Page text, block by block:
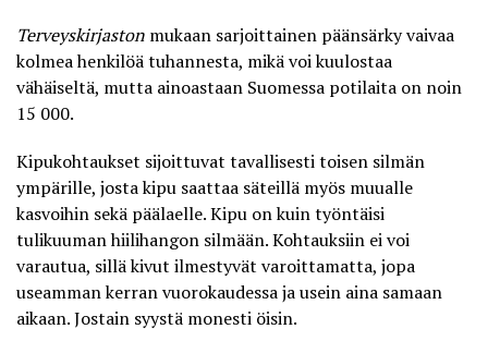
Terveyskirjaston mukaan sarjoittainen päänsärky vaivaa
kolmea henkilöä tuhannesta, mikä voi kuulostaa
vähäiseltä, mutta ainoastaan Suomessa potilaita on noin
15 000.
Kipukohtaukset sijoittuvat tavallisesti toisen silmän
ympärille, josta kipu saattaa säteillä myös muualle
kasvoihin sekä päälaelle. Kipu on kuin työntäisi
tulikuuman hiilihangon silmään. Kohtauksiin ei voi
varautua, sillä kivut ilmestyvät varoittamatta, jopa
useamman kerran vuorokaudessa ja usein aina samaan
aikaan. Jostain syystä monesti öisin.